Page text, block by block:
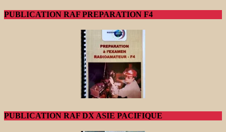
PUBLICATION RAF PREPARATION F4
PUBLICATION RAF DX ASIE PACIFIQUE